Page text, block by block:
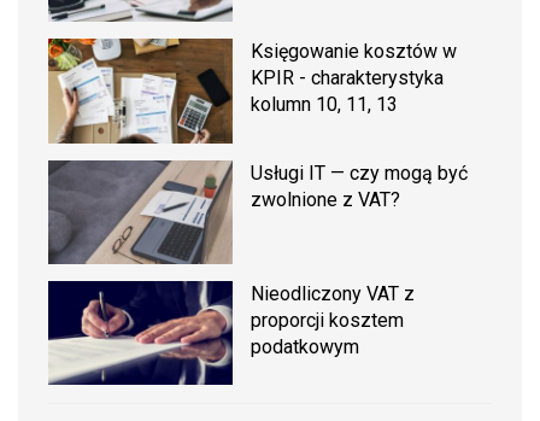
Księgowanie kosztów w
KPIR - charakterystyka
kolumn 10, 11, 13
Usługi IT — czy mogą być
zwolnione z VAT?
Nieodliczony VAT z
proporcji kosztem
podatkowym